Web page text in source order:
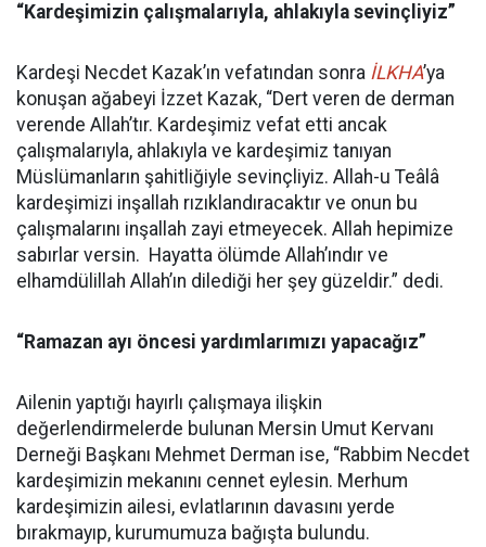
“Kardeşimizin çalışmalarıyla, ahlakıyla sevinçliyiz”
Kardeşi Necdet Kazak’ın vefatından sonra İLKHA’ya
konuşan ağabeyi İzzet Kazak, “Dert veren de derman
verende Allah’tır. Kardeşimiz vefat etti ancak
çalışmalarıyla, ahlakıyla ve kardeşimiz tanıyan
Müslümanların şahitliğiyle sevinçliyiz. Allah-u Teâlâ
kardeşimizi inşallah rızıklandıracaktır ve onun bu
çalışmalarını inşallah zayi etmeyecek. Allah hepimize
sabırlar versin. Hayatta ölümde Allah’ındır ve
elhamdülillah Allah’ın dilediği her şey güzeldir.” dedi.
“Ramazan ayı öncesi yardımlarımızı yapacağız”
Ailenin yaptığı hayırlı çalışmaya ilişkin
değerlendirmelerde bulunan Mersin Umut Kervanı
Derneği Başkanı Mehmet Derman ise, “Rabbim Necdet
kardeşimizin mekanını cennet eylesin. Merhum
kardeşimizin ailesi, evlatlarının davasını yerde
bırakmayıp, kurumumuza bağışta bulundu.